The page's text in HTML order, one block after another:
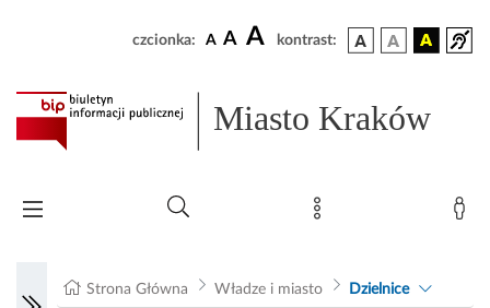
czcionka: A A A kontrast:
Miasto Kraków
Strona Główna Władze i miasto Dzielnice